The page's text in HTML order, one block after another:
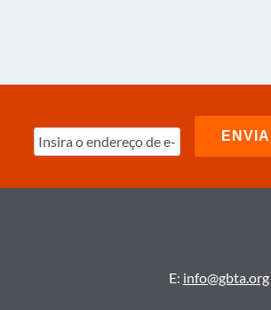
E: info@gbta.org